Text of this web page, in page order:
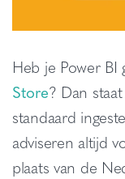
Heb je Power BI
Store? Dan
standaard
adviseren altijd
plaats van de